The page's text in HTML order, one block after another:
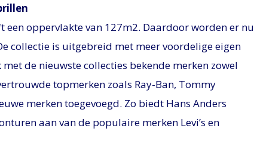
een oppervlakte van 127m2. Daardoor worden er nu
collectie is uitgebreid met meer voordelige eigen
de nieuwste collecties bekende merken zowel
topmerken zoals Ray-Ban, Tommy
merken toegevoegd. Zo biedt Hans Anders
aan van de populaire merken Levi’s en